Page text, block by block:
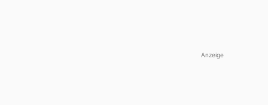
Anzeige